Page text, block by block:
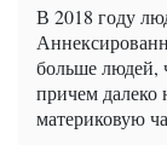
В 2018 году
больше людей,
причем далеко
материковую